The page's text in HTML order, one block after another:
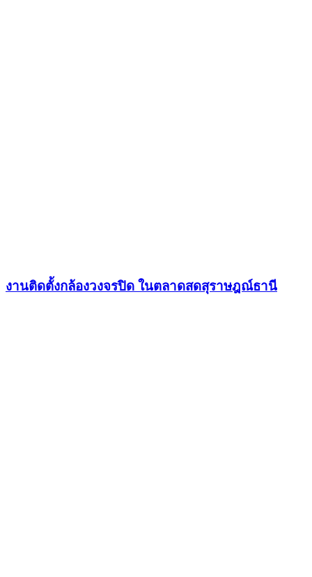
งานติดตั้งกล้องวงจรปิด ในตลาดสดสุราษฎณ์ธานี